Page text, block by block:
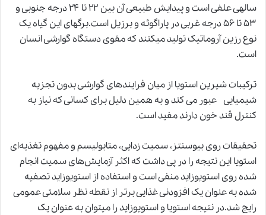
ساله­ی علفی است و پیدایش طبیعی آن بین ۲۲ تا ۲۴ درجه جنوبی و
۵۳ تا ۵۶ درجه غربی در پاراگوئه و برزیل است.برگ­های این گیاه یک
نوع رزین آروماتیک تولید می­کنند که مقوی دستگاه گوارشی انسان
است.
ترکیبات شیرین استویا از میان فرایند­های گوارشی بدون تجزیه
شیمیایی عبور می­ کند و به همین دلیل برای کسانی که نیاز به
کنترل قند خون دارند مفید است.
تحقیقات روی بیوسنتز، سمیت زدایی، متابولیسم و مفهوم تغذیه‌ای
استویا این نتیجه را در پی داشت که اکثر آزمایش‌های سمیت انجام
شده روی استویوزاید منفی است و استفاده از استویوزاید تصفیه
شده به عنوان یک افزودنی غذایی برتر از نقطه نظر سلامتی عمومی
رایج شد.در نتیجه استویا و استویوزاید را می­توان به عنوان یک